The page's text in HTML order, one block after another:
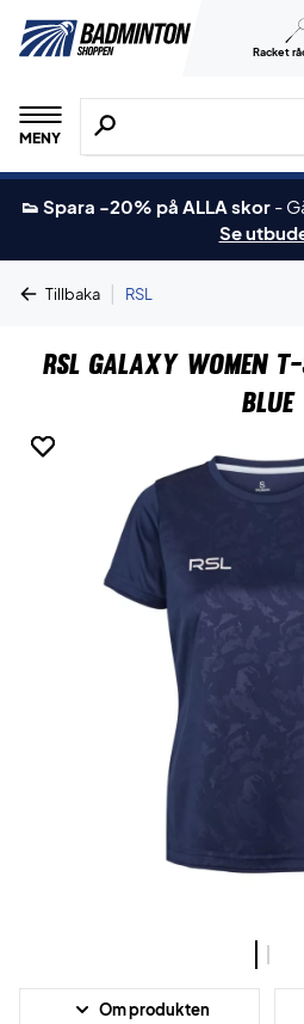
Racket
MENY
Sök efter produkter,
👟 Spara -20% på ALLA skor -
Se
Tillbaka | RSL
RSL Galaxy Women
Blue
Om produkten